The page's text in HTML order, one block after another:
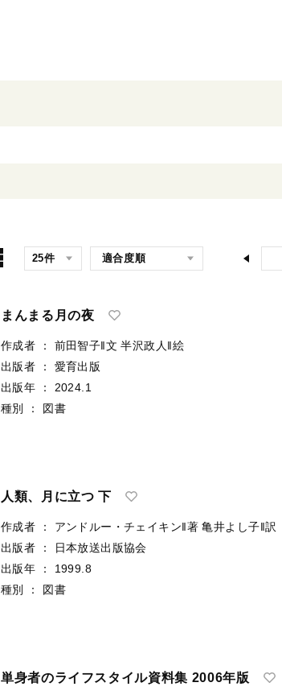
まんまる月の夜
作成者 ： 前田智子‖文 半沢政人‖絵
出版者
：
愛育出版
出版年
：
2024.1
種別
： 図書
人類、月に立つ 下
作成者 ： アンドルー・チェイキン‖著 亀井よし子‖訳
出版者
：
日本放送出版協会
出版年
：
1999.8
種別
： 図書
単身者のライフスタイル資料集 2006年版